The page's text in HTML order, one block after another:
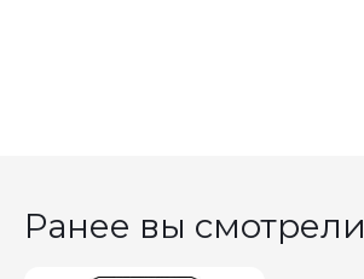
Ранее вы смотрели